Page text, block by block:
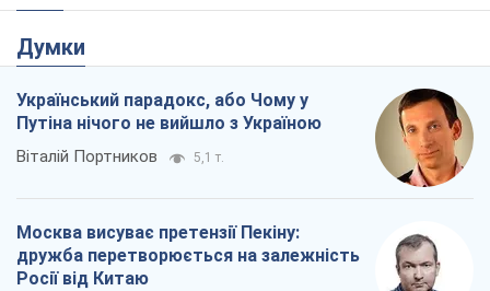
Думки
Український парадокс, або Чому у
Путіна нічого не вийшло з Україною
Віталій Портников 5,1 т.
Москва висуває претензії Пекіну:
дружба перетворюється на залежність
Росії від Китаю